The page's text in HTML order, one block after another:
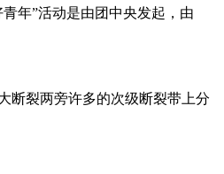
年”活动是由团中央发起，由
断裂两旁许多的次级断裂带上分